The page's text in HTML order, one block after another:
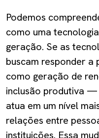
Podemos
como uma
geração. Se as
buscam responder
como geração de
inclusão produtiva —
atua em um nível
relações entre
instituições. Essa